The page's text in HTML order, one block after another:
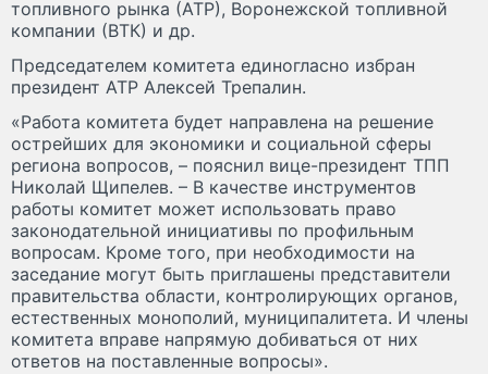
топливного рынка (АТР), Воронежской топливной
компании (ВТК) и др.
Председателем комитета единогласно избран
президент АТР Алексей Трепалин.
«Работа комитета будет направлена на решение
острейших для экономики и социальной сферы
региона вопросов, – пояснил вице-президент ТПП
Николай Щипелев. – В качестве инструментов
работы комитет может использовать право
законодательной инициативы по профильным
вопросам. Кроме того, при необходимости на
заседание могут быть приглашены представители
правительства области, контролирующих органов,
естественных монополий, муниципалитета. И члены
комитета вправе напрямую добиваться от них
ответов на поставленные вопросы».